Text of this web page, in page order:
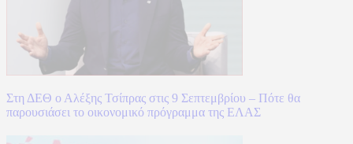
Στη ΔΕΘ ο Αλέξης Τσίπρας στις 9 Σεπτεμβρίου – Πότε θα
παρουσιάσει το οικονομικό πρόγραμμα της ΕΛΑΣ